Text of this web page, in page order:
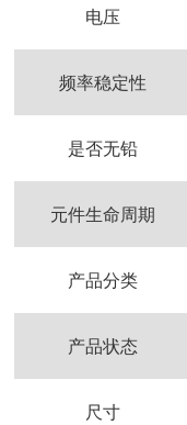
电压
频率稳定性
是否无铅
元件生命周期
产品分类
产品状态
尺寸